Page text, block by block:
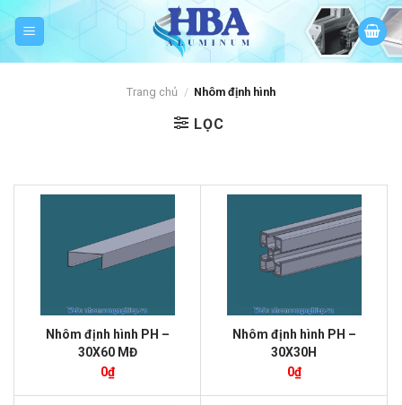
Skip
to
Trang chủ / Nhôm định hình
LỌC
Nhôm định hình PH –
30X60 MĐ
0₫
Nhôm định hình PH –
30X30H
0₫